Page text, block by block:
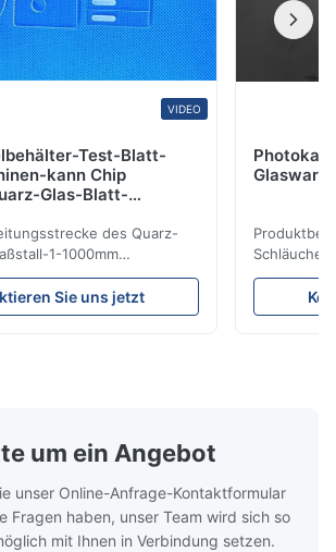
VIDEO
Test-Blatt-
kann Chip
Glas-Blatt-
des Quarz-
1-1000mm
Fixierte klare
wird vom Quarzsand
mit
Sie uns jetzt
Schläuche
Leistung
Oberfläche
um ein Angebot
unser Online-Anfrage-Kontaktformular
Fragen haben, unser Team wird sich so
mit Ihnen in Verbindung setzen.